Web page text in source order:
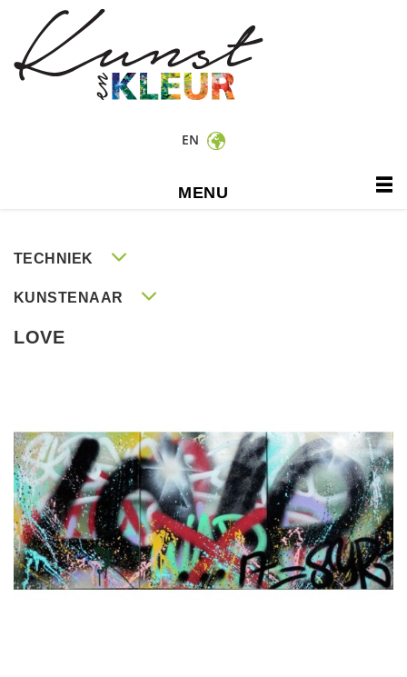
EN
MENU
TECHNIEK
KUNSTENAAR
LOVE